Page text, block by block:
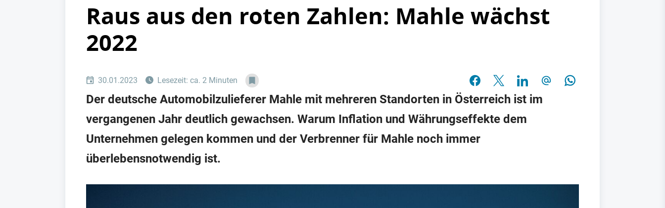
Raus aus den roten Zahlen: Mahle wächst
2022
30.01.2023 Lesezeit: ca. 2 Minuten
Der deutsche Automobilzulieferer Mahle mit mehreren Standorten in Österreich ist im
vergangenen Jahr deutlich gewachsen. Warum Inflation und Währungseffekte dem
Unternehmen gelegen kommen und der Verbrenner für Mahle noch immer
überlebensnotwendig ist.